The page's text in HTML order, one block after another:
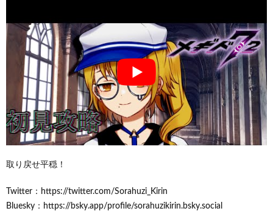
取り戻せ平穏！
Twitter：https://twitter.com/Sorahuzi_Kirin
Bluesky：https://bsky.app/profile/sorahuzikirin.bsky.social